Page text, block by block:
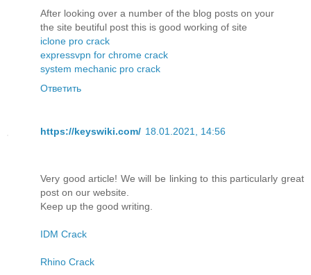
After looking over a number of the blog posts on your
the site beutiful post this is good working of site
iclone pro crack
expressvpn for chrome crack
system mechanic pro crack
Ответить
https://keyswiki.com/ 18.01.2021, 14:56
Very good article! We will be linking to this particularly great
post on our website.
Keep up the good writing.
IDM Crack
Rhino Crack